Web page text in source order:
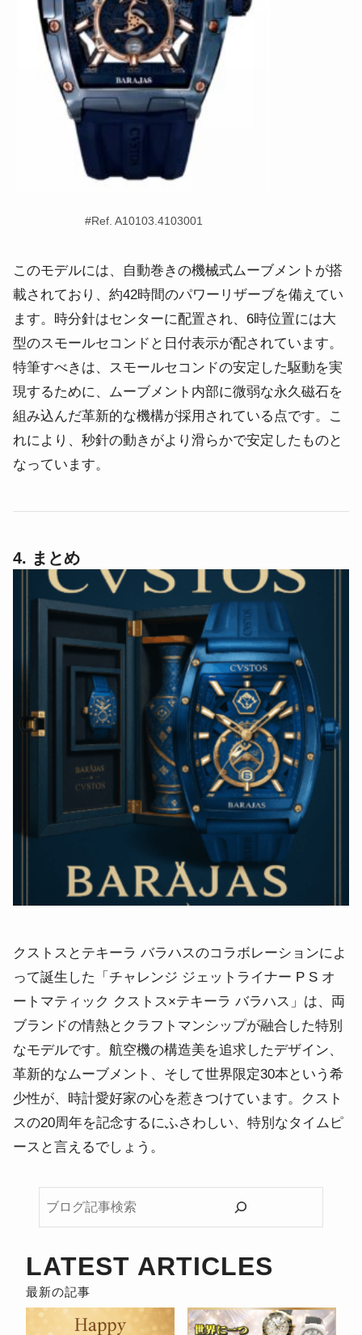
#Ref. A10103.4103001
このモデルには、自動巻きの機械式ムーブメントが搭
載されており、約42時間のパワーリザーブを備えてい
ます。 時分針はセンターに配置され、6時位置には大
型のスモールセコンドと日付表示が配されています。
特筆すべきは、スモールセコンドの安定した駆動を実
現するために、ムーブメント内部に微弱な永久磁石を
組み込んだ革新的な機構が採用されている点です。 こ
れにより、秒針の動きがより滑らかで安定したものと
なっています。
4. まとめ
クストスとテキーラ バラハスのコラボレーションによ
って誕生した「チャレンジ ジェットライナー P S オ
ートマティック クストス×テキーラ バラハス」は、両
ブランドの情熱とクラフトマンシップが融合した特別
なモデルです。航空機の構造美を追求したデザイン、
革新的なムーブメント、そして世界限定30本という希
少性が、時計愛好家の心を惹きつけています。 クスト
スの20周年を記念するにふさわしい、特別なタイムピ
ースと言えるでしょう。
ロ
記
事
検
索
LATEST ARTICLES